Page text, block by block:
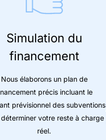
Simulation du
financement
Nous élaborons un plan de
précis incluant le
prévisionnel des subventions
votre reste à charge
réel.